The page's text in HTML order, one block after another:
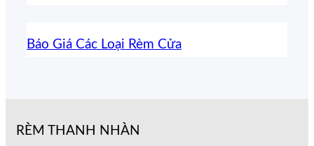
Báo Giá Các Loại Rèm Cửa
RÈM THANH NHÀN